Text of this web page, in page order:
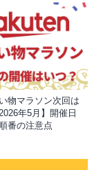
物マラソン次回は
年5月】開催日
番の注意点